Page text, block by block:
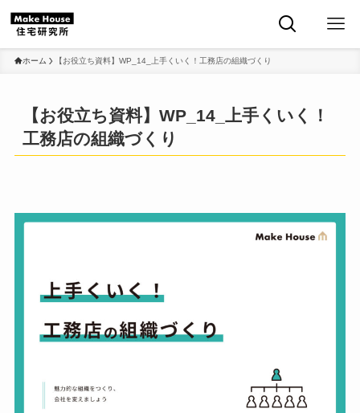
ホーム 【お役立ち資料】WP_14_上手くいく！工務店の組織づくり
【お役立ち資料】WP_14_上手くいく！
工務店の組織づくり